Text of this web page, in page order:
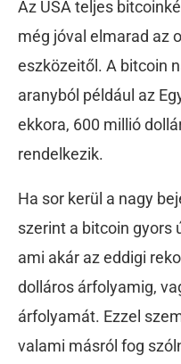
Az USA teljes
még jóval elmarad az
eszközeitől. A bitcoin
aranyból például az
ekkora, 600 millió
rendelkezik.
Ha sor kerül a nagy
szerint a bitcoin gyors
ami akár az eddigi
dolláros árfolyamig,
árfolyamát. Ezzel
valami másról fog